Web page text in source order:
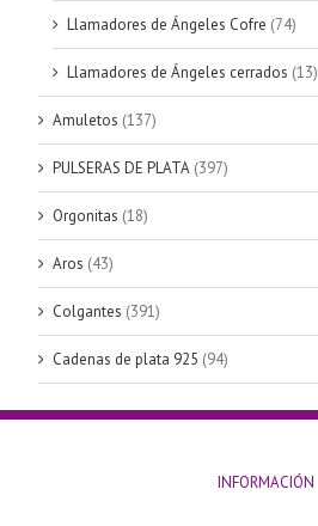
Llamadores de Ángeles Cofre (74)
Llamadores de Ángeles cerrados (13)
Amuletos (137)
PULSERAS DE PLATA (397)
Orgonitas (18)
Aros (43)
Colgantes (391)
Cadenas de plata 925 (94)
INFORMACIÓN